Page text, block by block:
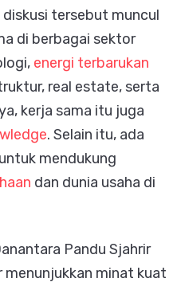
diskusi tersebut muncul
di berbagai sektor
energi terbarukan
real estate, serta
kerja sama itu juga
. Selain itu, ada
mendukung
dan dunia usaha di
Pandu Sjahrir
menunjukkan minat kuat